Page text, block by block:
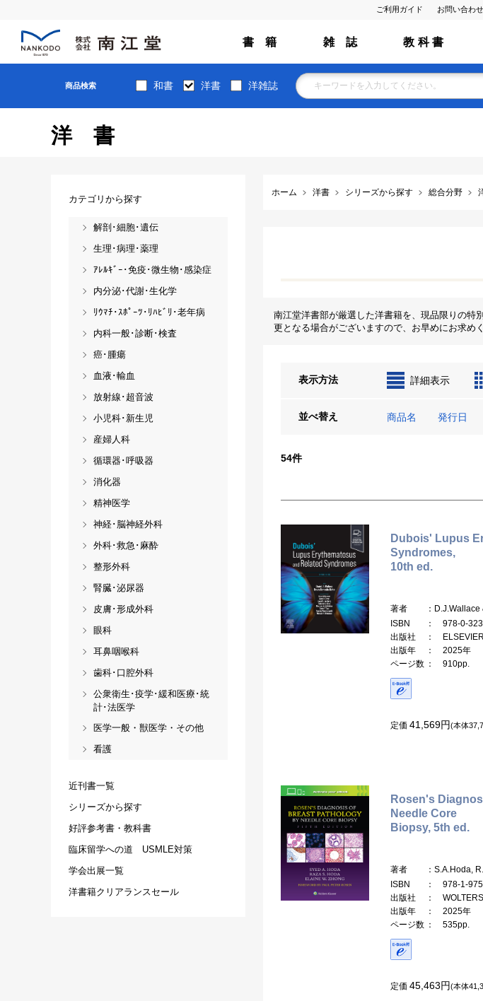
ご利用ガイド お問い合わせ
書 籍 雑 誌 教 科 書
商品検索 和書 洋書 洋雑誌
洋書
ホーム 洋書 シリーズから探す 総合分野
南江堂洋書部が厳選した洋書籍を、現品限りの特
更となる場合がございますので、お早めにお求めく
表示方法 詳細表示
並べ替え 商品名 発行日
54件
Dubois' Lupus
Syndromes,
10th ed.
著者
：
ISBN
： 978-0-
出版社
： ELSEVIER
出版年
： 2025年
ページ数 ： 910pp.
定価 41,569円(本体
Rosen's
Needle Core
Biopsy, 5th ed.
著者
：S.A.Hoda,
ISBN
： 978-1-
出版社
：
出版年
： 2025年
ページ数 ： 535pp.
定価 45,463円(本体
カテゴリから探す
解剖･細胞･遺伝
生理･病理･薬理
ｱﾚﾙｷﾞｰ･免疫･微生物･感染症
内分泌･代謝･生化学
ﾘｳﾏﾁ･ｽﾎﾟｰﾂ･ﾘﾊﾋﾞﾘ･老年病
内科一般･診断･検査
癌･腫瘍
血液･輸血
放射線･超音波
小児科･新生児
産婦人科
循環器･呼吸器
消化器
精神医学
神経･脳神経外科
外科･救急･麻酔
整形外科
腎臓･泌尿器
皮膚･形成外科
眼科
耳鼻咽喉科
歯科･口腔外科
公衆衛生･疫学･緩和医療･統
計･法医学
医学一般・獣医学・その他
看護
近刊書一覧
シリーズから探す
好評参考書・教科書
臨床留学への道 USMLE対策
学会出展一覧
洋書籍クリアランスセール